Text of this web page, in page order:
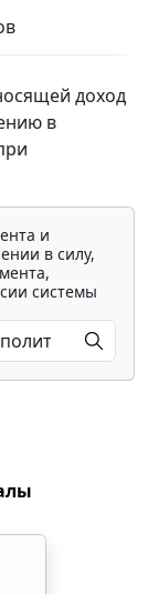
доход
в
и
в силу,
системы